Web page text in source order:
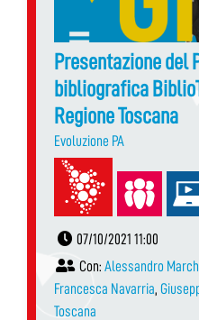
Presentazione del
bibliografica
Regione Toscana
Evoluzione PA
07/10/2021 11:00
Con: Alessandro
Francesca Navarria,
Toscana